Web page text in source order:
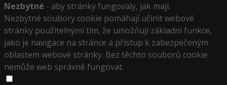
Nezbytné - aby stránky fungovaly, jak mají.
Nezbytné soubory cookie pomáhají učinit webové
stránky použitelnými tím, že umožňují základní funkce,
jako je navigace na stránce a přístup k zabezpečeným
oblastem webové stránky. Bez těchto souborů cookie
nemůže web správně fungovat.